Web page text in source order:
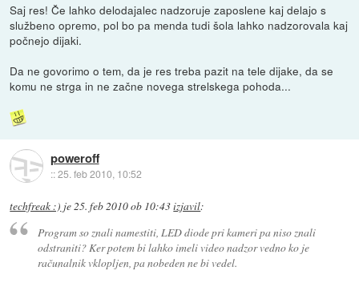
Saj res! Če lahko delodajalec nadzoruje zaposlene kaj delajo s
službeno opremo, pol bo pa menda tudi šola lahko nadzorovala kaj
počnejo dijaki.
Da ne govorimo o tem, da je res treba pazit na tele dijake, da se
komu ne strga in ne začne novega strelskega pohoda...
poweroff
::25. feb 2010, 10:52
techfreak :) je25. feb 2010 ob 10:43izjavil:
Program so znali namestiti, LED diode pri kameri pa niso znali
odstraniti? Ker potem bi lahko imeli video nadzor vedno ko je
računalnik vklopljen, pa nobeden ne bi vedel.